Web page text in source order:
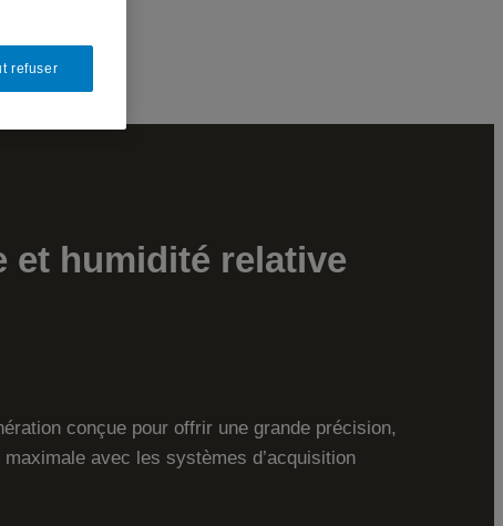
et humidité relative
conçue pour offrir une grande précision,
avec les systèmes d’acquisition
refuser